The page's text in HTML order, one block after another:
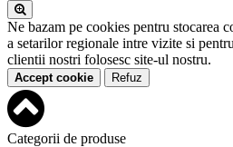
Ne bazam pe cookies pentru stocarea
a setarilor regionale intre vizite si
clientii nostri folosesc site-ul nostru.
Accept cookie Refuz
Categorii de produse